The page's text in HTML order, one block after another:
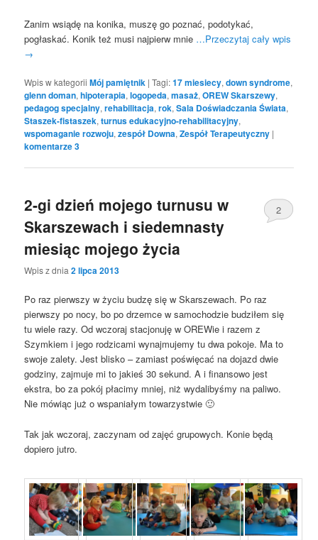
Zanim wsiądę na konika, muszę go poznać, podotykać,
pogłaskać. Konik też musi najpierw mnie …Przeczytaj cały wpis
→
Wpis w kategoriiMój pamiętnik |Tagi:17 miesiecy,down syndrome,
glenn doman,hipoterapia,logopeda,masaż,OREW Skarszewy,
pedagog specjalny,rehabilitacja,rok,Sala Doświadczania Świata,
Staszek-fistaszek,turnus edukacyjno-rehabilitacyjny,
wspomaganie rozwoju,zespół Downa,Zespół Terapeutyczny |
komentarze3
2-gi dzień mojego turnusu w
Skarszewach i siedemnasty
miesiąc mojego życia
Wpis z dnia2 lipca 2013
2
Po raz pierwszy w życiu budzę się w Skarszewach. Po raz
pierwszy po nocy, bo po drzemce w samochodzie budziłem się
tu wiele razy. Od wczoraj stacjonuję w OREWie i razem z
Szymkiem i jego rodzicami wynajmujemy tu dwa pokoje. Ma to
swoje zalety. Jest blisko – zamiast poświęcać na dojazd dwie
godziny, zajmuje mi to jakieś 30 sekund. A i finansowo jest
ekstra, bo za pokój płacimy mniej, niż wydalibyśmy na paliwo.
Nie mówiąc już o wspaniałym towarzystwie 🙂
Tak jak wczoraj, zaczynam od zajęć grupowych. Konie będą
dopiero jutro.